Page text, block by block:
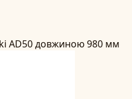
AD50 довжиною 980 мм